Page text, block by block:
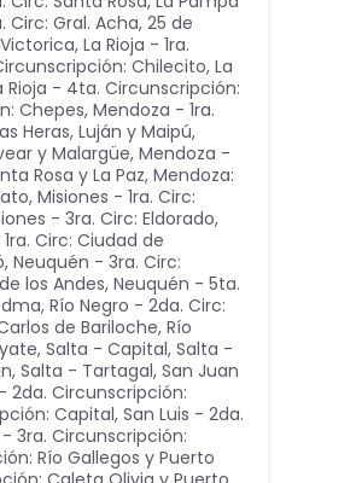
Circ: Gral. Acha, 25 de
, La Rioja - 1ra.
Chilecito, La
Rioja - 4ta. Circunscripción:
Chepes, Mendoza - 1ra.
Heras, Luján y Maipú,
y Malargüe, Mendoza -
Rosa y La Paz, Mendoza:
, Misiones - 1ra. Circ:
- 3ra. Circ: Eldorado,
Circ: Ciudad de
, Neuquén - 3ra. Circ:
los Andes, Neuquén - 5ta.
, Río Negro - 2da. Circ:
de Bariloche, Río
, Salta - Capital, Salta -
, Salta - Tartagal, San Juan
2da. Circunscripción:
Capital, San Luis - 2da.
- 3ra. Circunscripción:
Río Gallegos y Puerto